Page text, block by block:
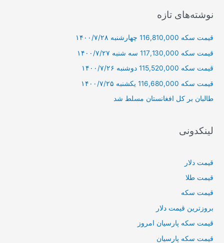
ب
ر
ا
نوشته‌های تازه
قیمت سکه 116,810,000 چهارشنبه ۱۴۰۰/۷/۲۸
قیمت سکه 117,130,000 سه شنبه ۱۴۰۰/۷/۲۷
قیمت سکه 115,520,000 دوشنبه ۱۴۰۰/۷/۲۶
قیمت سکه 116,680,000 یکشنبه ۱۴۰۰/۷/۲۵
طالبان بر كل افغانستان مسلط شد
لینکدونی
قیمت دلار
قیمت طلا
قیمت سکه
بروزترین قیمت دلار
قیمت سکه پارسیان امروز
قیمت سکه پارسیان